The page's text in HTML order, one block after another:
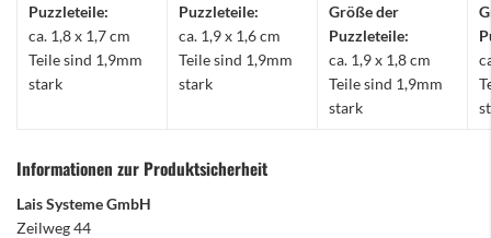
Puzzleteile:
ca. 1,8 x 1,7 cm
Teile sind 1,9mm
stark
Puzzleteile:
ca. 1,9 x 1,6 cm
Teile sind 1,9mm
stark
Größe der
Puzzleteile:
ca. 1,9 x 1,8 cm
Teile sind 1,9mm
stark
Informationen zur Produktsicherheit
Lais Systeme GmbH
Zeilweg 44